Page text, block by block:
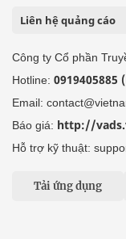
Liên hệ quảng cáo
Công ty Cổ phần
Hotline: 0919405885
Email:
Báo giá: http://
Hỗ trợ kỹ thuật:
Tải ứng dụng